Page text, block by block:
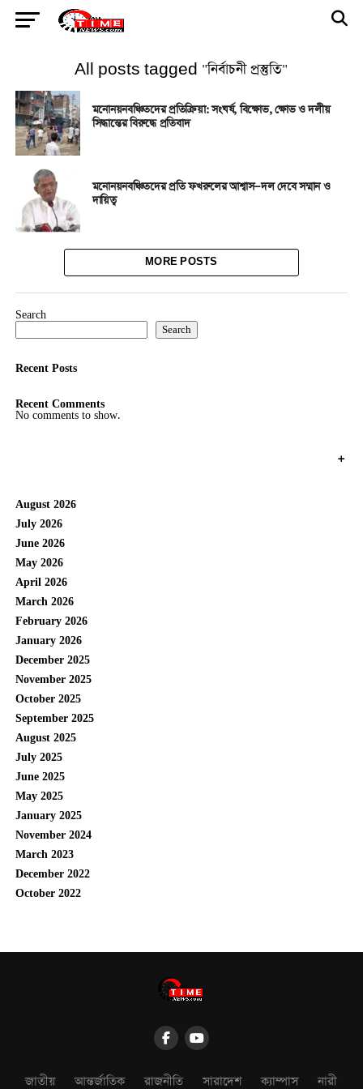
All posts tagged "নির্বাচনী প্রস্তুতি"
মনোনয়নবঞ্চিতদের প্রতিক্রিয়া: সংঘর্ষ, বিক্ষোভ, ক্ষোভ ও দলীয়
সিদ্ধান্তের বিরুদ্ধে প্রতিবাদ
মনোনয়নবঞ্চিতদের প্রতি ফখরুলের আশ্বাস—দল দেবে সম্মান ও
দায়িত্ব
MORE POSTS
Search
Search
Recent Posts
Recent Comments
No comments to show.
+
August 2026
July 2026
June 2026
May 2026
April 2026
March 2026
February 2026
January 2026
December 2025
November 2025
October 2025
September 2025
August 2025
July 2025
June 2025
May 2025
January 2025
November 2024
March 2023
December 2022
October 2022
জাতীয় আন্তর্জাতিক রাজনীতি সারাদেশ ক্যাম্পাস নারী